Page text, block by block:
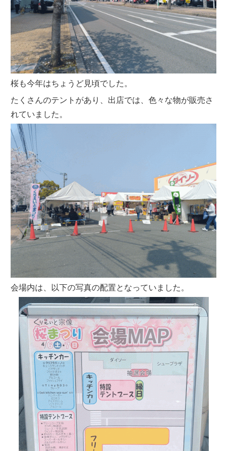
桜も今年はちょうど見頃でした。
たくさんのテントがあり、出店では、色々な物が販売さ
れていました。
会場内は、以下の写真の配置となっていました。